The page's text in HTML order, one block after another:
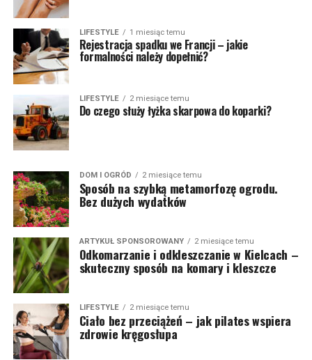
LIFESTYLE 1 miesiąc temu
Rejestracja spadku we Francji – jakie
formalności należy dopełnić?
LIFESTYLE 2 miesiące temu
Do czego służy łyżka skarpowa do koparki?
DOM I OGRÓD 2 miesiące temu
Sposób na szybką metamorfozę ogrodu.
Bez dużych wydatków
ARTYKUŁ SPONSOROWANY 2 miesiące temu
Odkomarzanie i odkleszczanie w Kielcach –
skuteczny sposób na komary i kleszcze
LIFESTYLE 2 miesiące temu
Ciało bez przeciążeń – jak pilates wspiera
zdrowie kręgosłupa